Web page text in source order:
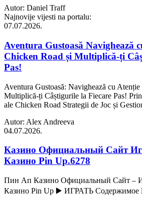
Autor: Daniel Traff
Najnovije vijesti na portalu:
07.07.2026.
Aventura Gustoasă Navighează
Chicken Road și Multiplică-ți
Pas!
Aventura Gustoasă: Navighează cu
Multiplică-ți Câștigurile la Fiecare Pas!
ale Chicken Road Strategii de Joc și
Autor: Alex Andreeva
04.07.2026.
Казино Официальный Сайт
Казино Pin Up.6278
Пин Ап Казино Официальный Сайт –
Казино Pin Up ▶️ ИГРАТЬ Содержимое